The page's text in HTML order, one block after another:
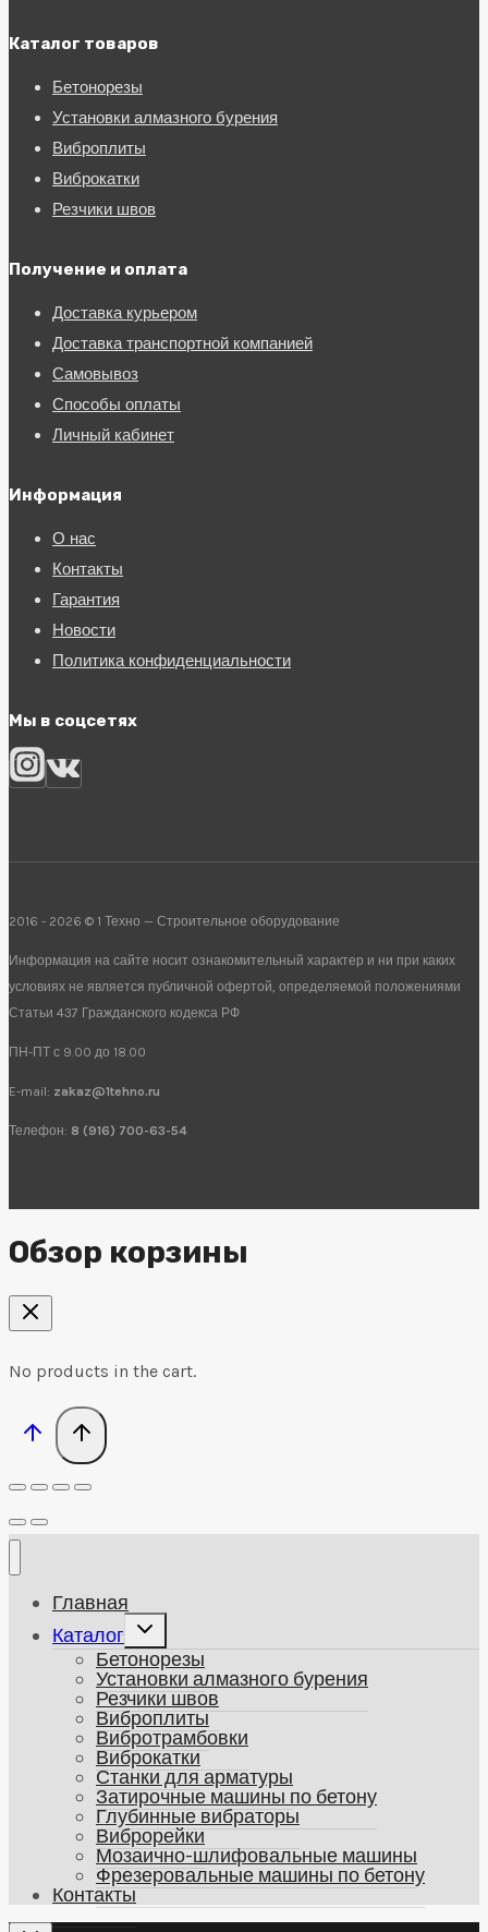
Каталог товаров
Бетонорезы
Установки алмазного бурения
Виброплиты
Виброкатки
Резчики швов
Получение и оплата
Доставка курьером
Доставка транспортной компанией
Самовывоз
Способы оплаты
Личный кабинет
Информация
О нас
Контакты
Гарантия
Новости
Политика конфиденциальности
Мы в соцсетях
2016 - 2026 © 1 Техно — Строительное оборудование
Информация на сайте носит ознакомительный характер и ни при каких
условиях не является публичной офертой, определяемой положениями
Статьи 437 Гражданского кодекса РФ
ПН-ПТ с 9.00 до 18.00
E-mail: zakaz@1tehno.ru
Телефон: 8 (916) 700-63-54
Обзор корзины
No products in the cart.
Главная
Каталог
Развернуть
дочернее
меню
Бетонорезы
Установки алмазного бурения
Резчики швов
Виброплиты
Вибротрамбовки
Виброкатки
Станки для арматуры
Затирочные машины по бетону
Глубинные вибраторы
Виброрейки
Мозаично-шлифовальные машины
Фрезеровальные машины по бетону
Контакты